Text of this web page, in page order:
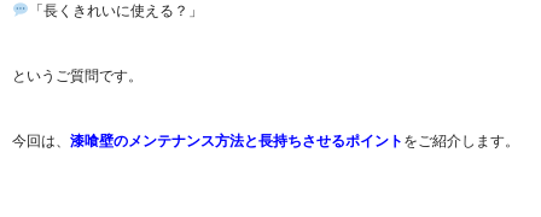
「長くきれいに使える？」
というご質問です。
今回は、 漆喰壁のメンテナンス方法と長持ちさせるポイント をご紹介します。